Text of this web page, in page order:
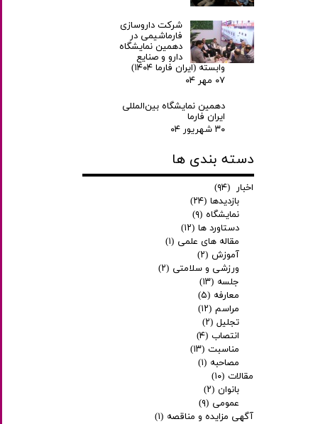
شرکت داروسازی
فارماشیمی در
دهمین نمایشگاه
دارو و صنایع
وابسته (ایران فارما ۱۴۰۴)
۰۷ مهر ۰۴
دهمین نمایشگاه بین‌المللی
ایران فارما
۳۰ شهریور ۰۴
دسته بندی ها
اخبار (۹۴)
بازدیدها (۲۴)
نمایشگاه (۹)
دستاورد ها (۱۲)
مقاله های علمی (۱)
آموزش (۲)
ورزشی و سلامتی (۲)
جلسه (۱۳)
معارفه (۵)
مراسم (۱۲)
تجلیل (۲)
انتصاب (۴)
مناسبت (۱۳)
مصاحبه (۱)
مقالات (۱۰)
بانوان (۲)
عمومی (۹)
آگهی مزایده و مناقصه (۱)